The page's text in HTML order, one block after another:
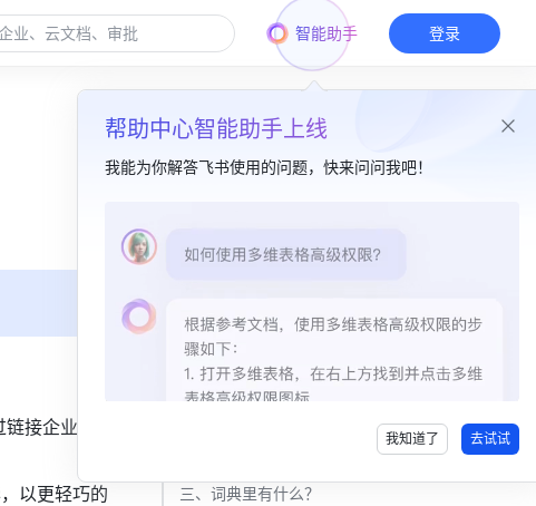
智能助手
帮助中心智能助手上线
我能为你解答飞书使用的问题，快来问问我吧！
我知道了 去试试
登录
接企业知识
以更轻巧的
二、如何从 0 到 1 搭建词典？​
1. 冷启动​
三、词典里有什么？​